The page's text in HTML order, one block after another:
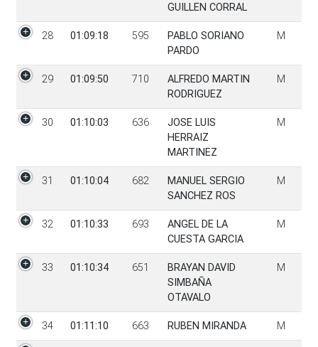
GUILLEN CORRAL
28 01:09:18 595
PABLO SORIANO
PARDO
M
29 01:09:50 710
ALFREDO MARTIN
RODRIGUEZ
M
30 01:10:03 636
JOSE LUIS
HERRAIZ
MARTINEZ
M
31 01:10:04 682
MANUEL SERGIO
SANCHEZ ROS
M
32 01:10:33 693
ANGEL DE LA
CUESTA GARCIA
M
33 01:10:34 651
BRAYAN DAVID
SIMBAÑA
OTAVALO
M
34 01:11:10 663 RUBEN MIRANDA M